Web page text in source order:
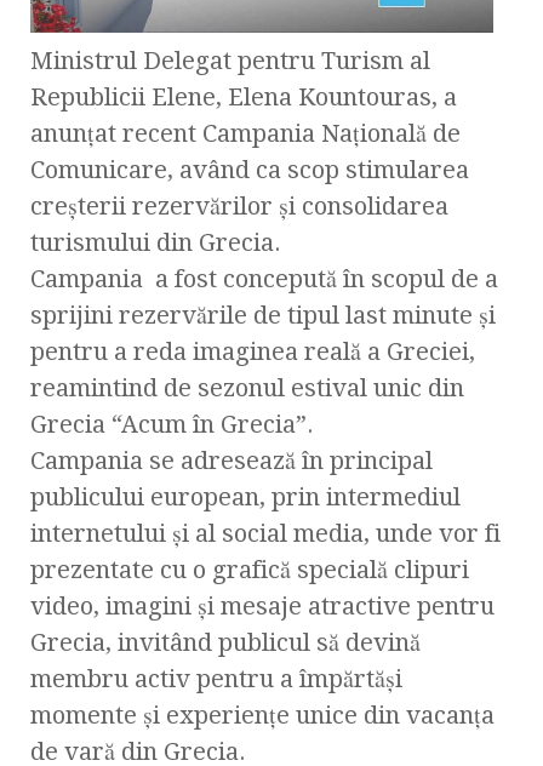
Ministrul Delegat pentru Turism al
Republicii Elene, Elena Kountouras, a
anunţat recent Campania Naţională de
Comunicare, având ca scop stimularea
creşterii rezervărilor şi consolidarea
turismului din Grecia.
Campania a fost concepută în scopul de a
sprijini rezervările de tipul last minute şi
pentru a reda imaginea reală a Greciei,
reamintind de sezonul estival unic din
Grecia “Acum în Grecia”.
Campania se adresează în principal
publicului european, prin intermediul
internetului şi al social media, unde vor fi
prezentate cu o grafică specială clipuri
video, imagini şi mesaje atractive pentru
Grecia, invitând publicul să devină
membru activ pentru a împărtăşi
momente şi experienţe unice din vacanţa
de vară din Grecia.